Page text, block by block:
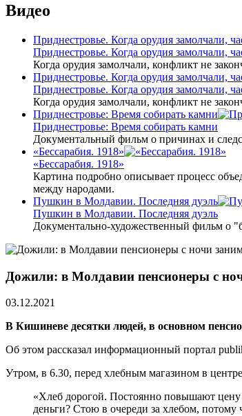
Видео
Приднестровье. Когда орудия замолчали,
Приднестровье. Когда орудия замолчали,
Когда орудия замолчали, конфликт не
Приднестровье. Когда орудия замолчали,
Приднестровье. Когда орудия замолчали,
Когда орудия замолчали, конфликт не
Приднестровье: Время собирать камни
Приднестровье: Время собирать камни
Документальный фильм о причинах и
«Бессарабия. 1918»
«Бессарабия. 1918»
Картина подробно описывает процесс
между народами.
Пушкин в Молдавии. Последняя дуэль
Пушкин в Молдавии. Последняя дуэль
Документально-художественный фильм о
Дожили: в Молдавии пенсионеры с
03.12.2021
В Кишиневе десятки людей, в основном
Об этом рассказал информационный портал
Утром, в 6.30, перед хлебным магазином в
«Хлеб дорогой. Постоянно повышают
деньги? Стою в очереди за хлебом,